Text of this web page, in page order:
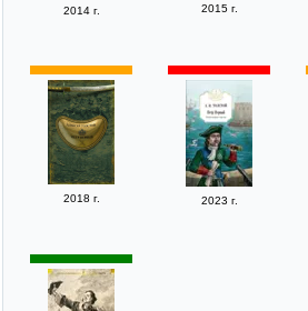
2014 г. 2015 г.
2018 г. 2023 г.